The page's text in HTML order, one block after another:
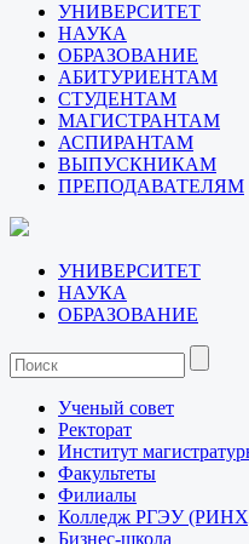
УНИВЕРСИТЕТ
НАУКА
ОБРАЗОВАНИЕ
АБИТУРИЕНТАМ
СТУДЕНТАМ
МАГИСТРАНТАМ
АСПИРАНТАМ
ВЫПУСКНИКАМ
ПРЕПОДАВАТЕЛЯМ
УНИВЕРСИТЕТ
НАУКА
ОБРАЗОВАНИЕ
Ученый совет
Ректорат
Институт
Факультеты
Филиалы
Колледж РГЭУ
Бизнес-школа